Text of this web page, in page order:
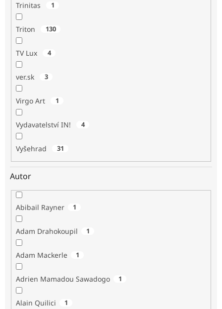
Trinitas 1
Triton 130
TV Lux 4
ver.sk 3
Virgo Art 1
Vydavatelství IN! 4
Vyšehrad 31
Autor
Abibail Rayner 1
Adam Drahokoupil 1
Adam Mackerle 1
Adrien Mamadou Sawadogo 1
Alain Quilici 1